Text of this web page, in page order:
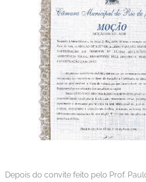
Depois do convite feito pelo Prof.